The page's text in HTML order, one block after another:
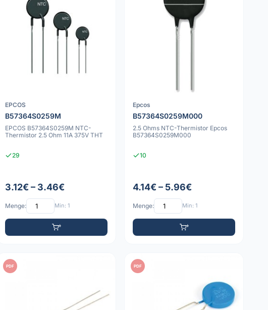
EPCOS
B57364S0259M
EPCOS B57364S0259M NTC-
Thermistor 2.5 Ohm 11A 375V THT
29
3.12€ – 3.46€
Menge: Min: 1
Epcos
B57364S0259M000
2.5 Ohms NTC-Thermistor Epcos
B57364S0259M000
10
4.14€ – 5.96€
Menge: Min: 1
PDF PDF